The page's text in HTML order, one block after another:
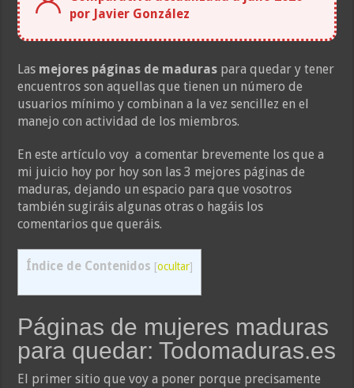
por Javier González
Las mejores páginas de maduras para quedar y tener
encuentros son aquellas que tienen un número de
usuarios mínimo y combinan a la vez sencillez en el
manejo con actividad de los miembros.
En este artículo voy a comentar brevemente los que a
mi juicio hoy por hoy son las 3 mejores páginas de
maduras, dejando un espacio para que vosotros
también sugiráis algunas otras o hagáis los
comentarios que queráis.
Índice de Contenidos [ocultar]
Páginas de mujeres maduras
para quedar: Todomaduras.es
El primer sitio que voy a poner porque precisamente